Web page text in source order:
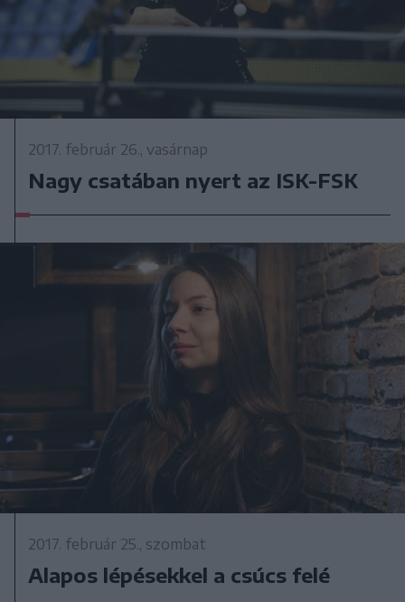
2017. február 26., vasárnap
Nagy csatában nyert az ISK-FSK
2017. február 25., szombat
Alapos lépésekkel a csúcs felé